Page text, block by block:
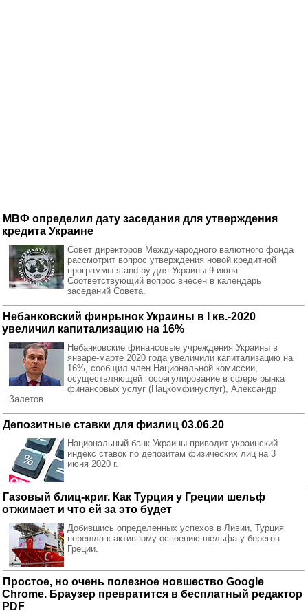
МВФ определил дату заседания для утверждения
кредита Украине
Совет директоров Международного валютного фонда
рассмотрит вопрос утверждения новой кредитной
программы stand-by для Украины 9 июня.
Соответствующий вопрос внесен в календарь
заседаний Совета.
Небанковский финрынок Украины в I кв.-2020
увеличил капитализацию на 16%
Небанковские финансовые учреждения Украины в
январе-марте 2020 года увеличили капитализацию на
16%, сообщил член Национальной комиссии,
осуществляющей госрегулирование в сфере рынка
финансовых услуг (Нацкомфинуслуг), Александр
Залетов.
Депозитные ставки для физлиц 03.06.20
Национальный банк Украины приводит украинский
индекс ставок по депозитам физических лиц на 3
июня 2020 г.
Газовый блиц-криг. Как Турция у Греции шельф
отжимает и что ей за это будет
Добившись определенных успехов в Ливии, Турция
перешла к активному освоению шельфа у берегов
Греции.
Простое, но очень полезное новшество Google
Chrome. Браузер превратится в бесплатный редактор
PDF